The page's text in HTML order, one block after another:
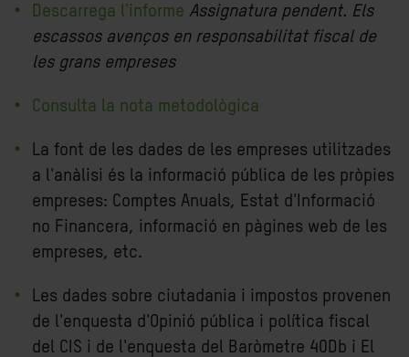
Descarrega l'informe Assignatura pendent. Els
escassos avenços en responsabilitat fiscal de
les grans empreses
Consulta la nota metodològica
La font de les dades de les empreses utilitzades
a l'anàlisi és la informació pública de les pròpies
empreses: Comptes Anuals, Estat d'Informació
no Financera, informació en pàgines web de les
empreses, etc.
Les dades sobre ciutadania i impostos provenen
de l'enquesta d'Opinió pública i política fiscal
del CIS i de l'enquesta del Baròmetre 40Db i El